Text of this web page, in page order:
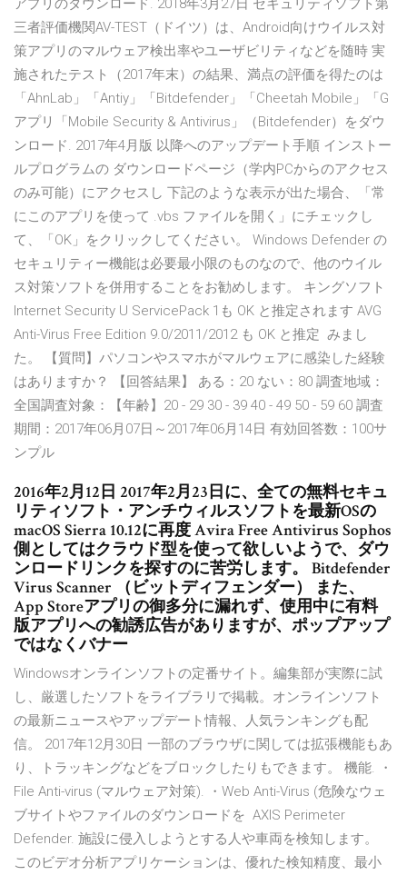
アプリのダウンロード. 2018年3月27日 セキュリティソフト第
三者評価機関AV-TEST（ドイツ）は、Android向けウイルス対
策アプリのマルウェア検出率やユーザビリティなどを随時 実
施されたテスト（2017年末）の結果、満点の評価を得たのは
「AhnLab」「Antiy」「Bitdefender」「Cheetah Mobile」「G
アプリ「Mobile Security & Antivirus」（Bitdefender）をダウ
ンロード. 2017年4月版 以降へのアップデート手順 インストー
ルプログラムの ダウンロードページ（学内PCからのアクセス
のみ可能）にアクセスし 下記のような表示が出た場合、「常
にこのアプリを使って .vbs ファイルを開く」にチェックし
て、「OK」をクリックしてください。 Windows Defender の
セキュリティー機能は必要最小限のものなので、他のウイル
ス対策ソフトを併用することをお勧めします。 キングソフト
Internet Security U ServicePack 1も OK と推定されます AVG
Anti-Virus Free Edition 9.0/2011/2012 も OK と推定 みまし
た。 【質問】パソコンやスマホがマルウェアに感染した経験
はありますか？ 【回答結果】 ある：20 ない：80 調査地域：
全国調査対象：【年齢】20 - 29 30 - 39 40 - 49 50 - 59 60 調査
期間：2017年06月07日～2017年06月14日 有効回答数：100サ
ンプル
2016年2月12日 2017年2月23日に、全ての無料セキュ
リティソフト・アンチウィルスソフトを最新OSの
macOS Sierra 10.12に再度 Avira Free Antivirus Sophos
側としてはクラウド型を使って欲しいようで、ダウ
ンロードリンクを探すのに苦労します。 Bitdefender
Virus Scanner （ビットディフェンダー） また、
App Storeアプリの御多分に漏れず、使用中に有料
版アプリへの勧誘広告がありますが、ポップアップ
ではなくバナー
Windowsオンラインソフトの定番サイト。編集部が実際に試
し、厳選したソフトをライブラリで掲載。オンラインソフト
の最新ニュースやアップデート情報、人気ランキングも配
信。 2017年12月30日 一部のブラウザに関しては拡張機能もあ
り、トラッキングなどをブロックしたりもできます。 機能. ・
File Anti-virus (マルウェア対策). ・Web Anti-Virus (危険なウェ
ブサイトやファイルのダウンロードを AXIS Perimeter
Defender. 施設に侵入しようとする人や車両を検知します。
このビデオ分析アプリケーションは、優れた検知精度、最小